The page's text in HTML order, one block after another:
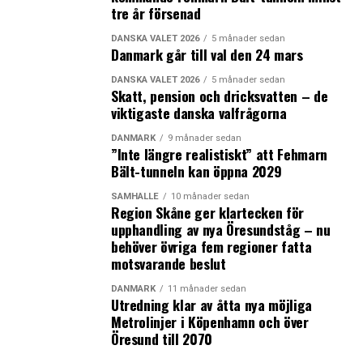
så vore det mycket välkommet, säger Tomas Eneroth.
Fler laddstationer ska etableras vid de danska
Aktuellt i Öresundsdebatten
tre år försenad
DANSKA VALET 2026 5 månader sedan
Danmark går till val den 24 mars
DANSKA VALET 2026 5 månader sedan
Skatt, pension och dricksvatten – de
viktigaste danska valfrågorna
DANMARK 9 månader sedan
”Inte längre realistiskt” att Fehmarn
Bält-tunneln kan öppna 2029
SAMHÄLLE 10 månader sedan
Region Skåne ger klartecken för
upphandling av nya Öresundståg – nu
behöver övriga fem regioner fatta
motsvarande beslut
DANMARK 11 månader sedan
Utredning klar av åtta nya möjliga
Metrolinjer i Köpenhamn och över
Öresund till 2070